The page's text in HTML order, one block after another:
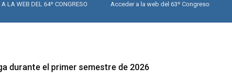
A LA WEB DEL 64º CONGRESO Acceder a la web del 63º Congreso
durante el primer semestre de 2026